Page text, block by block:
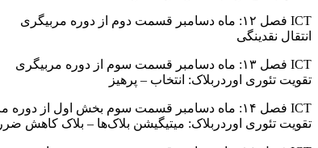
ICT فصل ۱۲: ماه دسامبر قسمت دوم از دوره مربیگری
انتقال نقدینگی
ICT فصل ۱۳: ماه دسامبر قسمت سوم از دوره مربیگری
تقویت تئوری اوردربلاک: انتخاب – پرهیز
ICT فصل ۱۴: ماه دسامبر قسمت سوم بخش اول از دوره مربیگری
تقویت تئوری اوردربلاک: میتیگیشن بلاک‌ها – بلاک کاهش ضرر